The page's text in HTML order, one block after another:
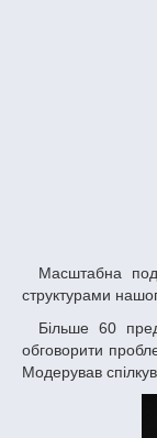
Масштабна подія у Дніпрі стала важливою платформою для комунікації між громадським сектором, волонтерами та державними
структурами
Більше 60 представників громадських організацій, благодійних фондів, державних та недержавних інституцій зібралися разом, аби
обговорити
Модерував